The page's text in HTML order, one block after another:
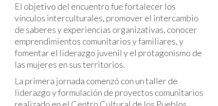
El objetivo del encuentro fue fortalecer los
vínculos interculturales, promover el intercambio
de saberes y experiencias organizativas, conocer
emprendimientos comunitarios y familiares, y
fomentar el liderazgo juvenil y el protagonismo de
las mujeres en sus territorios.
La primera jornada comenzó con un taller de
liderazgo y formulación de proyectos comunitarios